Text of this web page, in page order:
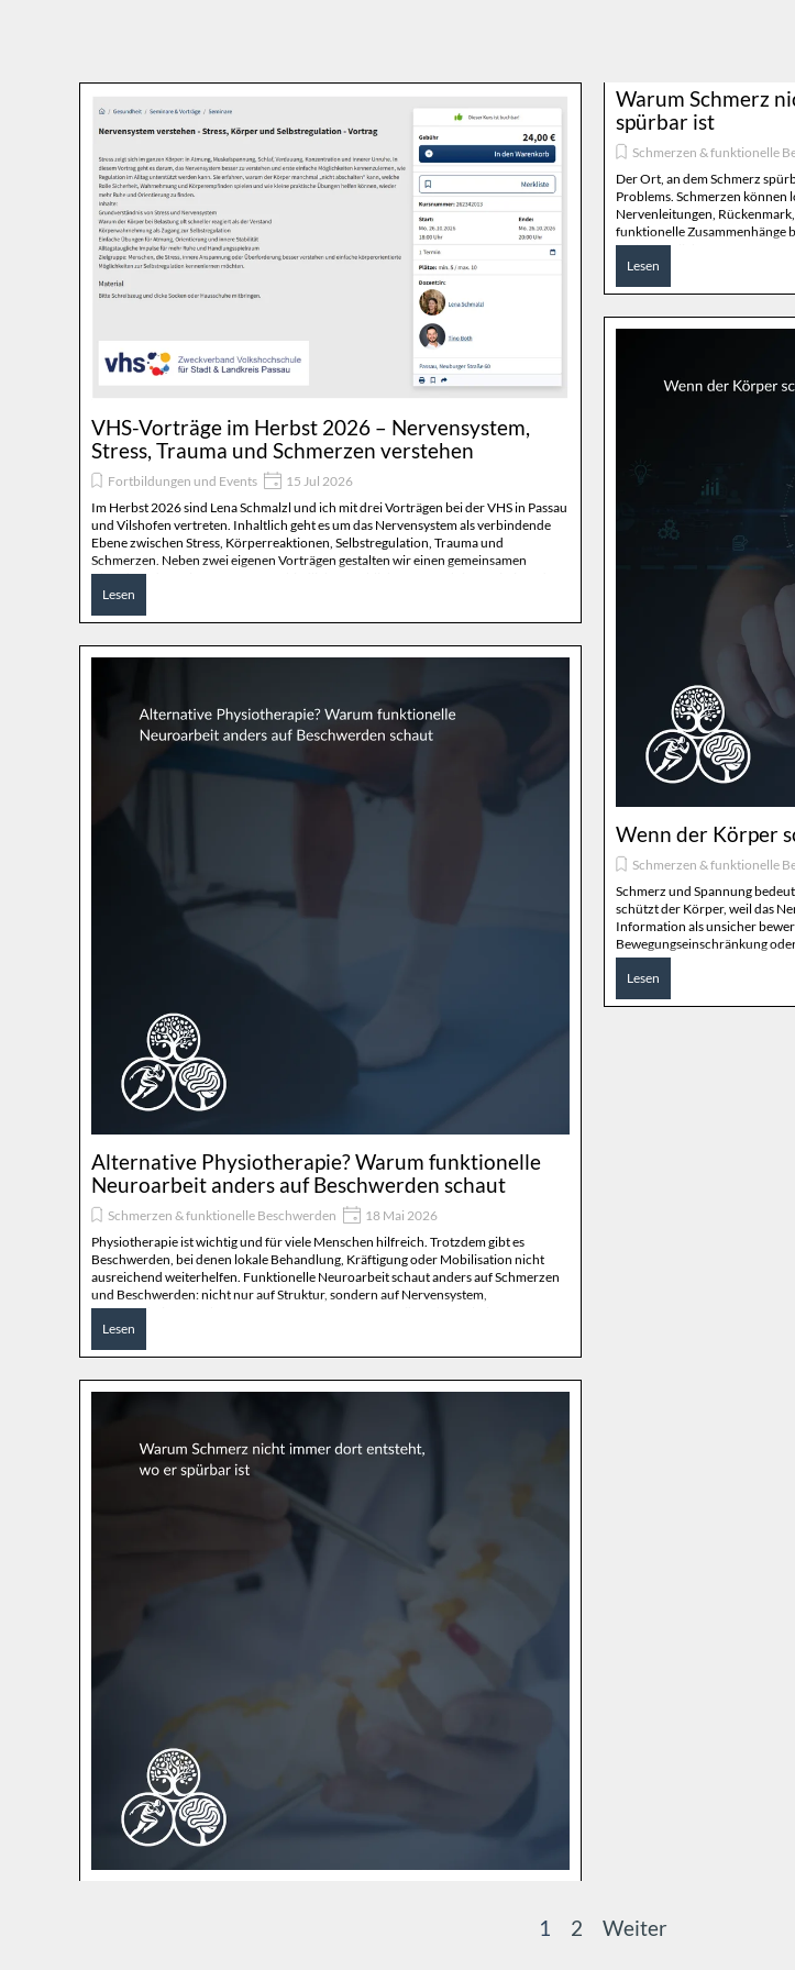
VHS-Vorträge im Herbst 2026 – Nervensystem,
Stress, Trauma und Schmerzen verstehen
Fortbildungen und Events
15 Jul 2026
Im Herbst 2026 sind Lena Schmalzl und ich mit drei Vorträgen bei der VHS in Passau
und Vilshofen vertreten. Inhaltlich geht es um das Nervensystem als verbindende
Ebene zwischen Stress, Körperreaktionen, Selbstregulation, Trauma und
Schmerzen. Neben zwei eigenen Vorträgen gestalten wir einen gemeinsamen
Abend, an dem wir unsere unterschiedlichen fachlichen Perspektiven miteinander
verbinden.
Lesen
Alternative Physiotherapie? Warum funktionelle
Neuroarbeit anders auf Beschwerden schaut
Schmerzen & funktionelle Beschwerden
18 Mai 2026
Physiotherapie ist wichtig und für viele Menschen hilfreich. Trotzdem gibt es
Beschwerden, bei denen lokale Behandlung, Kräftigung oder Mobilisation nicht
ausreichend weiterhelfen. Funktionelle Neuroarbeit schaut anders auf Schmerzen
und Beschwerden: nicht nur auf Struktur, sondern auf Nervensystem,
Reizverarbeitung, Schutzspannung, Bewegung, Sensorik und Regulation.
Lesen
Warum Schmerz
spürbar ist
Schmerzen & funktionelle
Der Ort, an dem Schmerz
Problems. Schmerzen können
Nervenleitungen,
funktionelle Zusammenhänge
breiterer Blick.
Lesen
Wenn der Körper
Schmerzen & funktionelle
Schmerz und Spannung
schützt der Körper, weil das
Information als unsicher
Bewegungseinschränkung
Lesen
Aktuelle Seite:
1 Gehen Sie zu Seite:
2 Weiter